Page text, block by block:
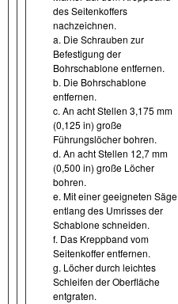
des Seitenkoffers
nachzeichnen.
a. Die Schrauben zur
Befestigung der
Bohrschablone entfernen.
b. Die Bohrschablone
entfernen.
c. An acht Stellen 3,175 mm
(0,125 in) große
Führungslöcher bohren.
d. An acht Stellen 12,7 mm
(0,500 in) große Löcher
bohren.
e. Mit einer geeigneten Säge
entlang des Umrisses der
Schablone schneiden.
f. Das Kreppband vom
Seitenkoffer entfernen.
g. Löcher durch leichtes
Schleifen der Oberfläche
entgraten.